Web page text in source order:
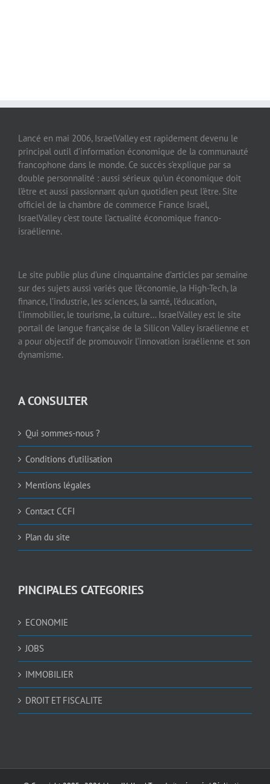
Lancé en mai 2006, IsraelValley est rapidement devenu le
principal outil d’information économique de la communauté
francophone dans le monde. Ce succès s’explique par sa
double personnalité : aussi sérieux qu’un économique doit
l’être et aussi passionnant qu’un quotidien peut l’être. Site
officiel de la chambre de commerce France Israël,
IsraelValley c’est toute l’actualité économique franco-
israélienne.
Le site publie plus d’une cinquantaine d’articles par semaine
sur des sujets aussi variés que l’économie, la High-Tech, la
finance, l’industrie, les sciences, la santé, l’éducation,
l’immobilier, le tourisme, la culture… IsraelValley est le site
portail de langue française de la Silicon Valley israélienne et
a pour objectif de promouvoir l’innovation israélienne et son
dynamisme.
A CONSULTER
Qui sommes-nous ?
Conditions d’utilisation
Mentions légales
Contact CCFI
Plan du site
PINCIPALES CATEGORIES
ECONOMIE
JOBS
IMMOBILIER
DROIT ET FISCALITE